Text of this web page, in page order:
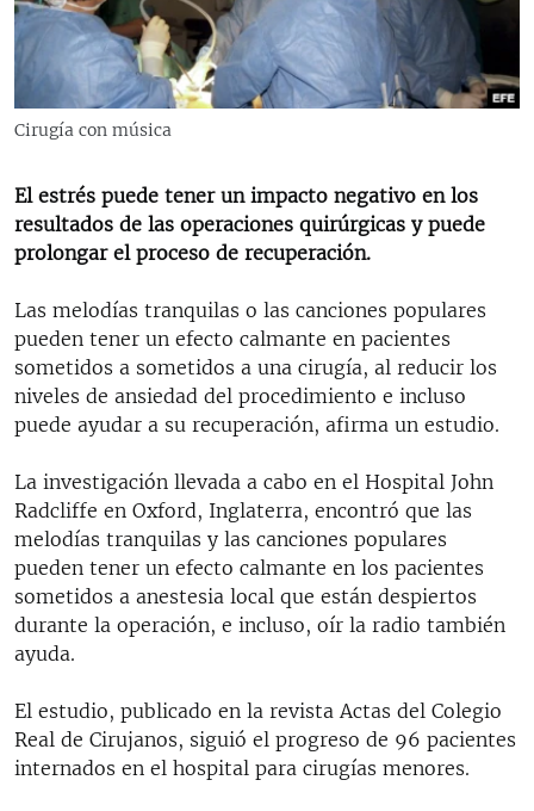
RADIO MARTÍ
ESPECIALES
ESPECIALES
SER VIEJO EN CUBA
KENTU-CUBANO
DESINFORMACIÓN RUSA EN AMÉRICA LATINA
LA INVASIÓN DE RUSIA A UCRANIA
MULTIMEDIA
SÍGUENOS
Cirugía con música
El estrés puede tener un impacto negativo en los
resultados de las operaciones quirúrgicas y puede
prolongar el proceso de recuperación.
Las melodías tranquilas o las canciones populares
pueden tener un efecto calmante en pacientes
sometidos a sometidos a una cirugía, al reducir los
niveles de ansiedad del procedimiento e incluso
puede ayudar a su recuperación, afirma un estudio.
La investigación llevada a cabo en el Hospital John
Radcliffe en Oxford, Inglaterra, encontró que las
melodías tranquilas y las canciones populares
pueden tener un efecto calmante en los pacientes
sometidos a anestesia local que están despiertos
durante la operación, e incluso, oír la radio también
ayuda.
El estudio, publicado en la revista Actas del Colegio
Real de Cirujanos, siguió el progreso de 96 pacientes
internados en el hospital para cirugías menores.